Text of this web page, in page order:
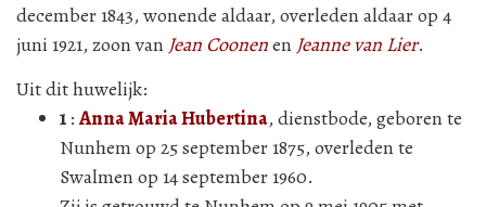
december 1843, wonende aldaar, overleden aldaar op 4
juni 1921, zoon van Jean Coonenen Jeanne van Lier.
Uit dit huwelijk:
1 :Anna Maria Hubertina, dienstbode, geboren te
Nunhem op 25 september 1875, overleden te
Swalmen op 14 september 1960.